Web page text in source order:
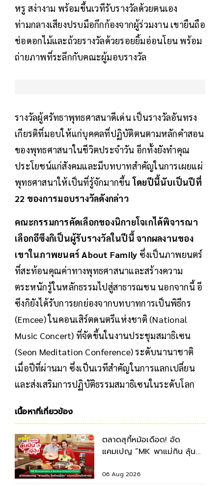
หรู สง่างาม พร้อมขึ้นเวทีรับรางวัลด้วยตนเอง
ท่ามกลางเสียงปรบมือกึกก้องจากผู้ร่วมงาน เขายืนถือ
ช่อดอกไม้และถ้วยรางวัลด้วยรอยยิ้มอ่อนโยน พร้อม
ถ่ายภาพที่ระลึกกับคณะผู้มอบรางวัล
รางวัลผู้ศรัทธาพุทธศาสนาดีเด่น เป็นรางวัลอันทรง
เกียรติที่มอบให้แก่บุคคลที่ปฏิบัติตนตามหลักคำสอน
ของพุทธศาสนาในชีวิตประจำวัน อีกทั้งยังทำคุณ
ประโยชน์แก่สังคมและมีบทบาทสำคัญในการเผยแผ่
พุทธศาสนาให้เป็นที่รู้จักมากขึ้นโดยปีนี้นับเป็นปีที่
22 ของการมอบรางวัลดังกล่าว
คณะกรรมการคัดเลือกของนิกายโจเกได้พิจารณา
เลือกอีซึงกิเป็นผู้รับรางวัลในปีนี้ จากผลงานของ
เขาในภาพยนตร์ About Family ซึ่งเป็นภาพยนตร์
ที่สะท้อนคุณค่าทางพุทธศาสนาและสร้างความ
ตระหนักรู้ในหลักธรรมไปสู่สาธารณชน นอกจากนี้ อี
ซึงกิยังได้รับการยกย่องจากบทบาทการเป็นพิธีกร
(Emcee) ในคอนเสิร์ตดนตรีแห่งชาติ (National
Music Concert) ที่จัดขึ้นในงานประชุมสมาธิเซน
(Seon Meditation Conference) ระดับนานาชาติ
เมื่อปีที่ผ่านมา ซึ่งเป็นเวทีสำคัญในการแลกเปลี่ยน
และส่งเสริมการปฏิบัติธรรมสมาธิเซนในระดับโลก
เนื้อหาที่เกี่ยวข้อง
ตลาดสุกี้หม้อเดือด! อัด
แคมเปญ “MK พาแม่กิน ลุ้น
2569
06 Aug 2026